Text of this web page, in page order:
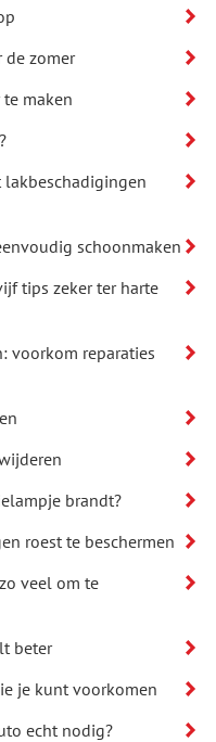
de zomer
maken
lakbeschadigingen
schoonmaken
tips zeker ter harte
voorkom reparaties
brandt?
roest te beschermen
veel om te
beter
je kunt voorkomen
echt nodig?